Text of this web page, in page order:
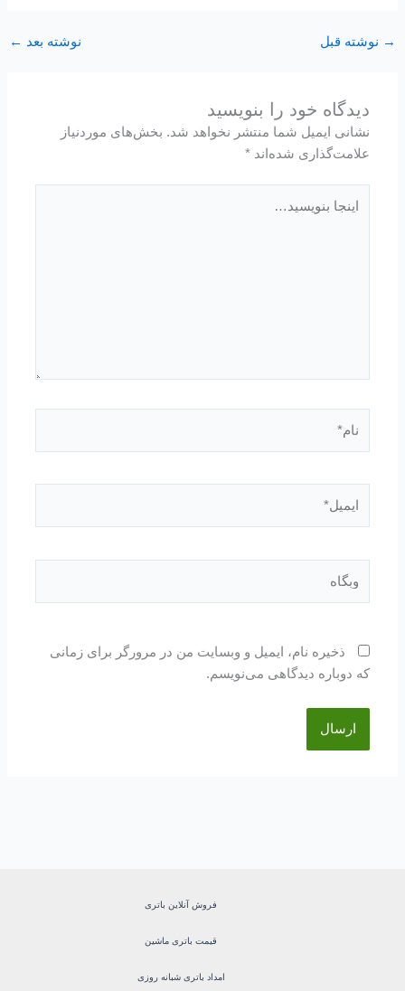
→ نوشته قبل نوشته بعد ←
دیدگاه‌ خود را بنویسید
نشانی ایمیل شما منتشر نخواهد شد. بخش‌های موردنیاز
علامت‌گذاری شده‌اند*
بنویسید…
ذخیره نام، ایمیل و وبسایت من در مرورگر برای زمانی
که دوباره دیدگاهی می‌نویسم.
فروش آنلاین باتری
قیمت باتری ماشین
امداد باتری شبانه روزی